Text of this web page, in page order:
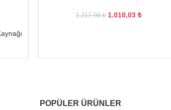
1.217,98₺ 1.010,03 ₺
POPÜLER ÜRÜNLER